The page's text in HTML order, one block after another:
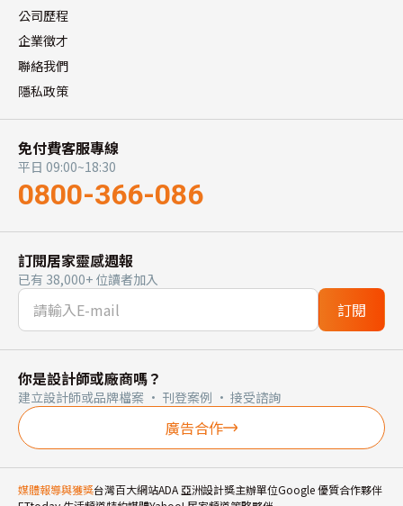
公司歷程
企業徵才
聯絡我們
隱私政策
免付費客服專線
平日 09:00~18:30
0800-366-086
訂閱居家靈感週報
已有 38,000+ 位讀者加入
訂閱
你是設計師或廠商嗎？
建立設計師或品牌檔案 · 刊登案例 · 接受諮詢
廣告合作
媒體報導與獲獎台灣百大網站ADA 亞洲設計獎主辦單位Google 優質合作夥伴